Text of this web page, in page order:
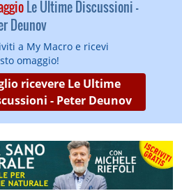
Le Ultime Discussioni -
Deunov
a My Macro e ricevi
omaggio!
ricevere Le Ultime
- Peter Deunov